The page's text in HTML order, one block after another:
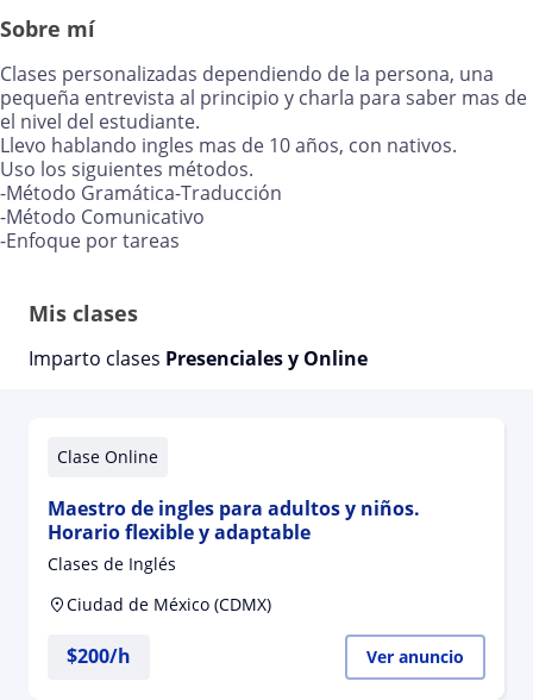
Sobre mí
Clases personalizadas dependiendo de la persona, una
pequeña entrevista al principio y charla para saber mas de
el nivel del estudiante.
Llevo hablando ingles mas de 10 años, con nativos.
Uso los siguientes métodos.
-Método Gramática-Traducción
-Método Comunicativo
-Enfoque por tareas
Mis clases
Imparto clases Presenciales y Online
Clase Online
Maestro de ingles para adultos y niños.
Horario flexible y adaptable
Clases de Inglés
Ciudad de México (CDMX)
$200/h Ver anuncio